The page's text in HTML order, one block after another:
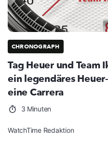
CHRONOGRAPH
Tag Heuer und Team
ein legendäres
eine Carrera
3 Minuten
WatchTime Redaktion